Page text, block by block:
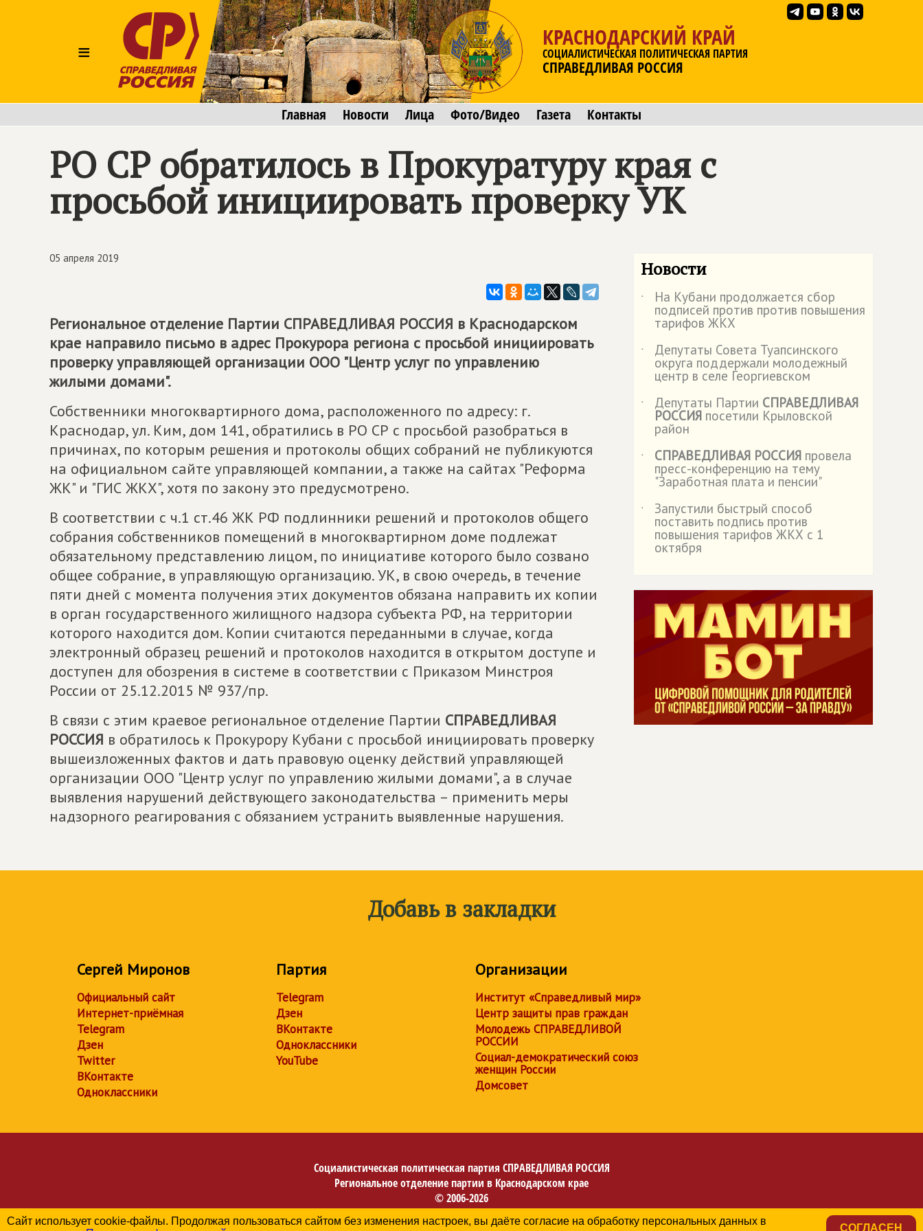
≡
КРАСНОДАРСКИЙ КРАЙ
СОЦИАЛИСТИЧЕСКАЯ ПОЛИТИЧЕСКАЯ ПАРТИЯ
СПРАВЕДЛИВАЯ РОССИЯ
Главная Новости Лица Фото/Видео Газета Контакты
РО СР обратилось в Прокуратуру края с
просьбой инициировать проверку УК
05 апреля 2019
Региональное отделение Партии СПРАВЕДЛИВАЯ РОССИЯ в Краснодарском
крае направило письмо в адрес Прокурора региона с просьбой инициировать
проверку управляющей организации ООО "Центр услуг по управлению
жилыми домами".
Собственники многоквартирного дома, расположенного по адресу: г.
Краснодар, ул. Ким, дом 141, обратились в РО СР с просьбой разобраться в
причинах, по которым решения и протоколы общих собраний не публикуются
на официальном сайте управляющей компании, а также на сайтах "Реформа
ЖК" и "ГИС ЖКХ", хотя по закону это предусмотрено.
В соответствии с ч.1 ст.46 ЖК РФ подлинники решений и протоколов общего
собрания собственников помещений в многоквартирном доме подлежат
обязательному представлению лицом, по инициативе которого было созвано
общее собрание, в управляющую организацию. УК, в свою очередь, в течение
пяти дней с момента получения этих документов обязана направить их копии
в орган государственного жилищного надзора субъекта РФ, на территории
которого находится дом. Копии считаются переданными в случае, когда
электронный образец решений и протоколов находится в открытом доступе и
доступен для обозрения в системе в соответствии с Приказом Минстроя
России от 25.12.2015 № 937/пр.
В связи с этим краевое региональное отделение Партии СПРАВЕДЛИВАЯ
РОССИЯ в обратилось к Прокурору Кубани с просьбой инициировать проверку
вышеизложенных фактов и дать правовую оценку действий управляющей
организации ООО "Центр услуг по управлению жилыми домами", а в случае
выявления нарушений действующего законодательства – применить меры
надзорного реагирования с обязанием устранить выявленные нарушения.
Новости
˙ На Кубани продолжается сбор
подписей против против повышения
тарифов ЖКХ
˙
Депутаты Совета Туапсинского
округа поддержали молодежный
центр в селе Георгиевском
˙
Депутаты Партии СПРАВЕДЛИВАЯ
РОССИЯ посетили Крыловской
район
˙
СПРАВЕДЛИВАЯ РОССИЯ провела
пресс-конференцию на тему
"Заработная плата и пенсии"
˙
Запустили быстрый способ
поставить подпись против
повышения тарифов ЖКХ с 1
октября
Добавь в закладки
Сергей Миронов
Официальный сайт
Интернет-приёмная
Telegram
Дзен
Twitter
ВКонтакте
Одноклассники
Партия
Telegram
Дзен
ВКонтакте
Одноклассники
YouTube
Организации
Институт «Справедливый мир»
Центр защиты прав граждан
Молодежь СПРАВЕДЛИВОЙ
РОССИИ
Социал-демократический союз
женщин России
Домсовет
Социалистическая политическая партия СПРАВЕДЛИВАЯ РОССИЯ
Региональное отделение партии в Краснодарском крае
© 2006-2026
Политика в отношении обработки персональных данных
Сайт использует cookie-файлы. Продолжая пользоваться сайтом без изменения настроек, вы даёте согласие на обработку персональных данных в
СОГЛАСЕН